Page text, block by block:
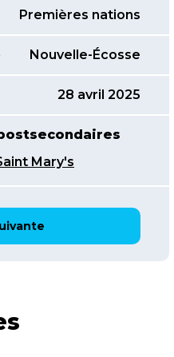
Premières nations
Nouvelle-Écosse
28 avril 2025
Mary's